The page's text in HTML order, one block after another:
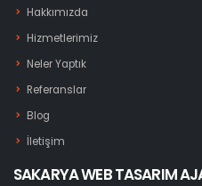
Hakkımızda
Hizmetlerimiz
Neler Yaptık
Referanslar
Blog
İletişim
SAKARYA WEB TASARIM